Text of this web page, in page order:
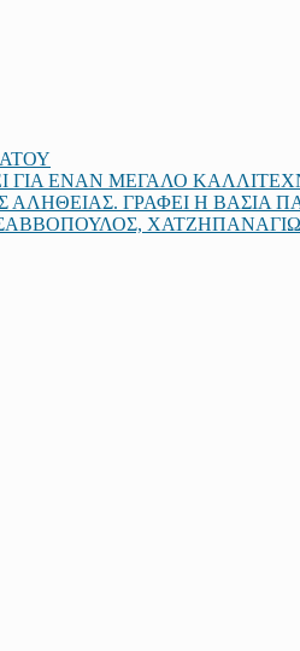
ΕΝΑΝ ΜΕΓΑΛΟ
ΑΛΗΘΕΙΑΣ. ΓΡΑΦΕΙ Η ΒΑΣΙΑ